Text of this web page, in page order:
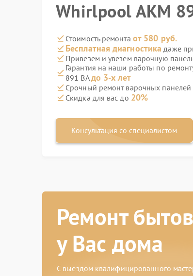
Whirlpool AKM
Стоимость ремонта от 580 руб.
Бесплатная диагностика даже
Привезем и увезем варочную
Гарантия на наши работы по
891 BAдо 3-х лет
Срочный ремонт варочных панелей
Скидка для вас до 20%
Консультация со специалистом
Ремонт
у Вас дома
С выездом квалифицированного